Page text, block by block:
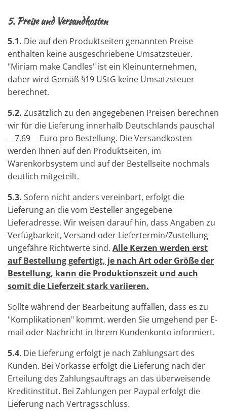
5. Preise und Versandkosten
5.1. Die auf den Produktseiten genannten Preise
enthalten keine ausgeschriebene Umsatzsteuer.
"Miriam make Candles" ist ein Kleinunternehmen,
daher wird Gemäß §19 UStG keine Umsatzsteuer
berechnet.
5.2. Zusätzlich zu den angegebenen Preisen berechnen
wir für die Lieferung innerhalb Deutschlands pauschal
__7,69__ Euro pro Bestellung. Die Versandkosten
werden Ihnen auf den Produktseiten, im
Warenkorbsystem und auf der Bestellseite nochmals
deutlich mitgeteilt.
5.3. Sofern nicht anders vereinbart, erfolgt die
Lieferung an die vom Besteller angegebene
Lieferadresse. Wir weisen darauf hin, dass Angaben zu
Verfügbarkeit, Versand oder Liefertermin/Zustellung
ungefähre Richtwerte sind. Alle Kerzen werden erst
auf Bestellung gefertigt, je nach Art oder Größe der
Bestellung, kann die Produktionszeit und auch
somit die Lieferzeit stark variieren.
Sollte während der Bearbeitung auffallen, dass es zu
"Komplikationen" kommt. werden Sie umgehend per E-
mail oder Nachricht in Ihrem Kundenkonto informiert.
5.4. Die Lieferung erfolgt je nach Zahlungsart des
Kunden. Bei Vorkasse erfolgt die Lieferung nach der
Erteilung des Zahlungsauftrags an das überweisende
Kreditinstitut. Bei Zahlungen per Paypal erfolgt die
Lieferung nach Vertragsschluss.